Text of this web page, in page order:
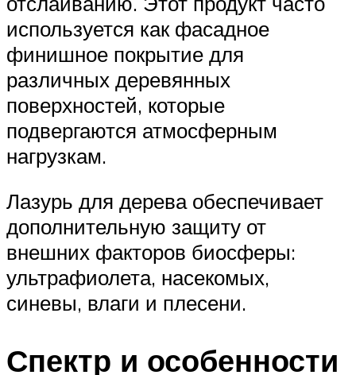
используется как фасадное
финишное покрытие для
различных деревянных
поверхностей, которые
подвергаются атмосферным
нагрузкам.
Лазурь для дерева обеспечивает
дополнительную защиту от
внешних факторов биосферы:
ультрафиолета, насекомых,
синевы, влаги и плесени.
Спектр и особенности